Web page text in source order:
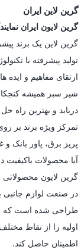
گرین لاین ایران
گرین لایون ایران
گرین لاین یک برند
تولید پیشرفته با
شیر سبز همیشه
دریابد و بهترین راه
تمرکز ویژه برند بر
پریز برق، پاور بانک
آیا محصولات باکیفیت
گرین لایون محصولاتی
در صنعت لوازم
طراحی شده است که از
اولیه را از نقاط
اطمینان حاصل کند.